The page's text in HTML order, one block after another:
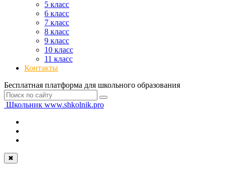
5 класс
6 класс
7 класс
8 класс
9 класс
10 класс
11 класс
Контакты
Бесплатная платформа для школьного образования
Школьник www.shkolnik.pro
✖